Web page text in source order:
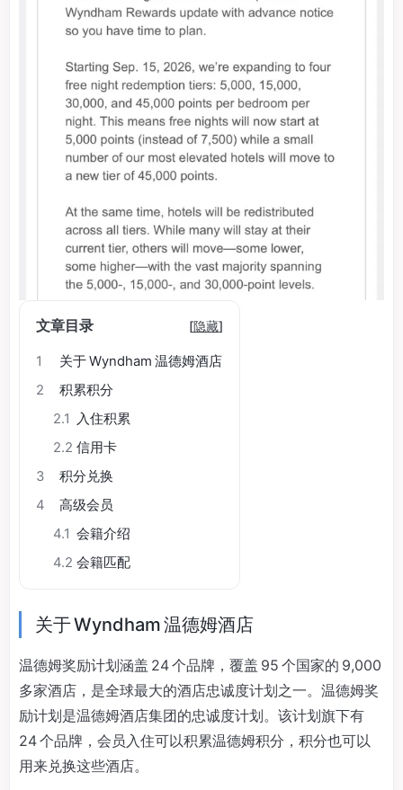
文章目录 [隐藏]
1
关于 Wyndham 温德姆酒店
2
积累积分
2.1
入住积累
2.2 信用卡
3
积分兑换
4
高级会员
4.1 会籍介绍
4.2 会籍匹配
关于 Wyndham 温德姆酒店
温德姆奖励计划涵盖 24 个品牌，覆盖 95 个国家的 9,000
多家酒店，是全球最大的酒店忠诚度计划之一。温德姆奖
励计划是温德姆酒店集团的忠诚度计划。该计划旗下有
24 个品牌，会员入住可以积累温德姆积分，积分也可以
用来兑换这些酒店。